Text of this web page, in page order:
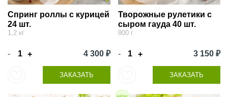
Спринг роллы с курицей
24 шт.
1,2 кг
- + 4 300 ₽
ЗАКАЗАТЬ
Творожные рулетики с
сыром гауда 40 шт.
800 г
- + 3 150 ₽
ЗАКАЗАТЬ